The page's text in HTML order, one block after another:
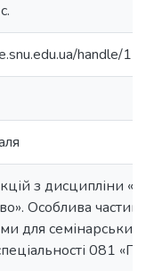
handle/
з дисципліни
Особлива
для семінарських
081